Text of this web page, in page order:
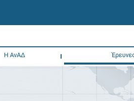
Η ΑνΑΔ